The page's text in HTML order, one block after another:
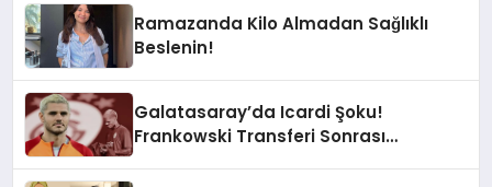
Ramazanda Kilo Almadan Sağlıklı
Beslenin!
Galatasaray’da Icardi Şoku!
Frankowski Transferi Sonrası